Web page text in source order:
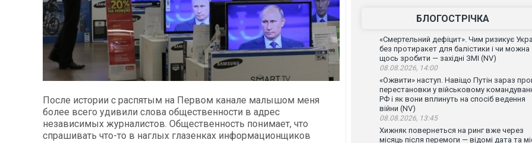
После истории с распятым на Первом канале малышом меня
более всего удивили слова общественности в адрес
независимых журналистов. Общественность понимает, что
спрашивать что-то в наглых глазенках информационщиков
БЛОГОСТРІЧКА
«Смертельний дефіцит». Чим ризикує
без протиракет для балістики і чи можна
щось зробити — західні ЗМІ (NV)
08.08.2026, 14:00
«Ожвити» наступ. Навіщо Путін зараз
перестановки у військовому
РФ і як вони вплинуть на спосіб ведення
війни (NV)
08.08.2026, 13:45
Хижняк повернеться на ринг вже через
місяць після перемоги — відомі дата та